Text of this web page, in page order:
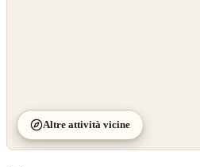
Altre attività vicine